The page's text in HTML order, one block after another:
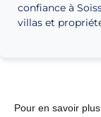
confiance à
villas et
Pour en savoir